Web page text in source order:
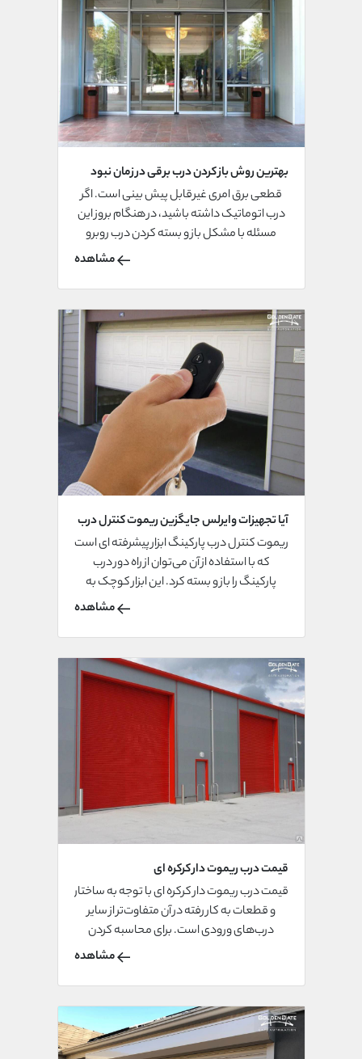
بهترین روش باز کردن درب برقی در زمان نبود
برق
قطعی برق امری غیرقابل پیش بینی است. اگر
درب اتوماتیک داشته باشید، در هنگام بروز این
مسئله با مشکل باز و بسته کردن درب روبرو
هستید. در این مقاله بهترین روش باز کردن درب
می‌گذاریم.
مشاهده
آیا تجهیزات وایرلس جایگزین ریموت کنترل درب
پارکینگ می‌شود؟
ریموت کنترل درب پارکینگ ابزار پیشرفته ای است
که با استفاده از آن می‌توان از راه دور درب
پارکینگ را باز و بسته کرد. این ابزار کوچک به
صورت وایرلس و بی‌سیم عمل می‌کند و از راه دور
سایر دستگاه ها را کنترل می‌کند.
مشاهده
قیمت درب ریموت دار کرکره ای
قیمت درب ریموت دار کرکره ای با توجه به ساختار
و قطعات به کار رفته در آن متفاوت‌تر از سایر
درب‌های ورودی است. برای محاسبه کردن
قیمت کرکره برقی اول باید قیمت تیغه کرکره
کنید. موتور و تیغه ها نقش کلیدی را درب
ریموت‌دار کرکره ای بر عهده دارند. اگر تیغه ها و
موتور بکار رفته در درب ریموت دار کرکره‌ای جنس
و کیفیت بالایی داشته باشد به طبع درب ریموت
مشاهده